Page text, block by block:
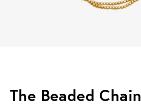
The Beaded Chain